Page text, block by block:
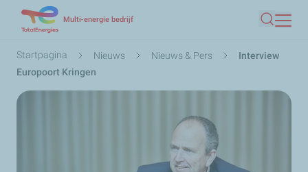
naar
Multi-energie bedrijf
Zoeken
Kruimelpad
Startpagina Nieuws Nieuws & Pers
Interview
Europoort Kringen